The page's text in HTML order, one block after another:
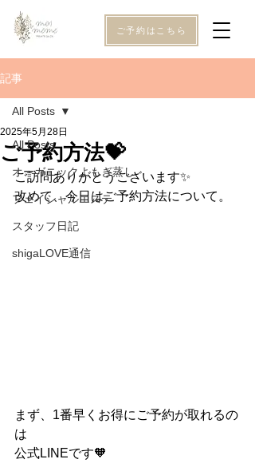
ご予約はこちら
記事
All Posts
オーガニックよもぎ蒸し
フェイシャルエステ
スタッフ日記
shigaLOVE通信
All Posts
ご予約方法💝
2025年5月28日
ご訪問ありがとうございます✨
改めて、今日はご予約方法について。
まず、1番早くお得にご予約が取れるの
は
公式LINEです🧡